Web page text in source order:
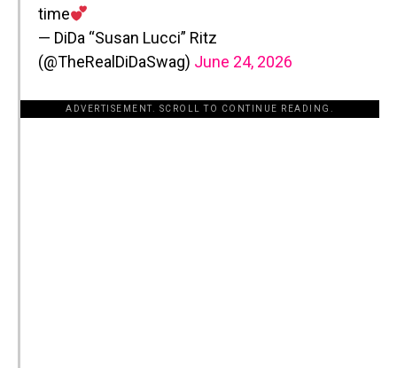
time
— DiDa “Susan Lucci” Ritz
(@TheRealDiDaSwag) June 24, 2026
ADVERTISEMENT. SCROLL TO CONTINUE READING.